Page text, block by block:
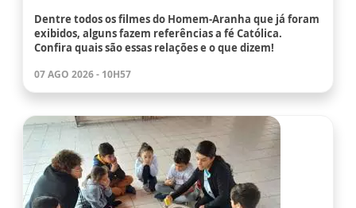
Dentre todos os filmes do Homem-Aranha que já foram
exibidos, alguns fazem referências a fé Católica.
Confira quais são essas relações e o que dizem!
07 AGO 2026 - 10H57